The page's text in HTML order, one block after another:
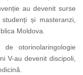
au devenit surse
și masteranzi,
Moldova.
otorinolaringologie
V-au devenit discipoli,